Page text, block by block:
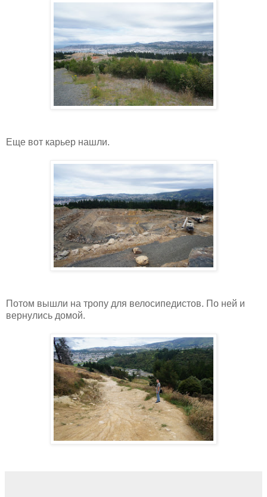
Еще вот карьер нашли.
Потом вышли на тропу для велосипедистов. По ней и
вернулись домой.